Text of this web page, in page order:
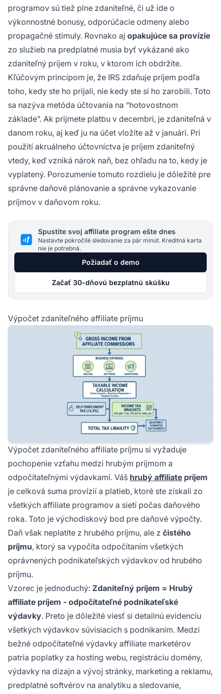
programov sú tiež plne zdaniteľné, či už ide o
výkonnostné bonusy, odporúčacie odmeny alebo
propagačné stimuly. Rovnako aj opakujúce sa provízie
zo služieb na predplatné musia byť vykázané ako
zdaniteľný príjem v roku, v ktorom ich obdržíte.
Kľúčovým princípom je, že IRS zdaňuje príjem podľa
toho, kedy ste ho prijali, nie kedy ste si ho zarobili. Toto
sa nazýva metóda účtovania na “hotovostnom
základe”. Ak prijmete platbu v decembri, je zdaniteľná v
danom roku, aj keď ju na účet vložíte až v januári. Pri
použití akruálneho účtovníctva je príjem zdaniteľný
vtedy, keď vzniká nárok naň, bez ohľadu na to, kedy je
vyplatený. Porozumenie tomuto rozdielu je dôležité pre
správne daňové plánovanie a správne vykazovanie
príjmov v daňovom roku.
Spustite svoj affiliate program ešte dnes
Nastavte pokročilé sledovanie za pár minút. Kreditná karta
nie je potrebná.
Požiadať o demo
Začať 30-dňovú bezplatnú skúšku
Výpočet zdaniteľného affiliate príjmu
Výpočet zdaniteľného affiliate príjmu si vyžaduje
pochopenie vzťahu medzi hrubým príjmom a
odpočítateľnými výdavkami. Váš hrubý affiliate príjem
je celková suma provízií a platieb, ktoré ste získali zo
všetkých affiliate programov a sietí počas daňového
roka. Toto je východiskový bod pre daňové výpočty.
Daň však neplatíte z hrubého príjmu, ale z čistého
príjmu, ktorý sa vypočíta odpočítaním všetkých
oprávnených podnikateľských výdavkov od hrubého
príjmu.
Vzorec je jednoduchý: Zdaniteľný príjem = Hrubý
affiliate príjem - odpočítateľné podnikateľské
výdavky. Preto je dôležité viesť si detailnú evidenciu
všetkých výdavkov súvisiacich s podnikaním. Medzi
bežné odpočítateľné výdavky affiliate marketérov
patria poplatky za hosting webu, registráciu domény,
výdavky na dizajn a vývoj stránky, marketing a reklamu,
predplatné softvérov na analytiku a sledovanie,